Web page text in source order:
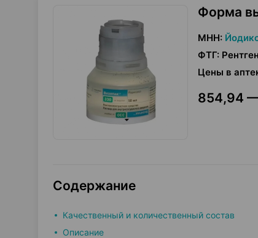
Форма
МНН:
ФТГ:
Цены в
854,94
Содержание
Качественный и количественный состав
Описание